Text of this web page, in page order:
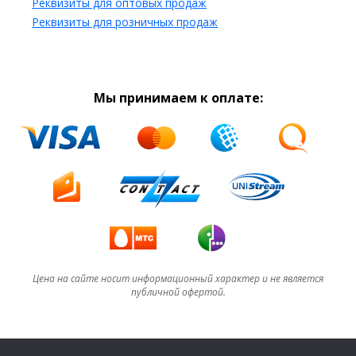
Реквизиты для розничных продаж
Мы принимаем к оплате:
Цена на сайте носит информационный характер и не является
публичной офертой.